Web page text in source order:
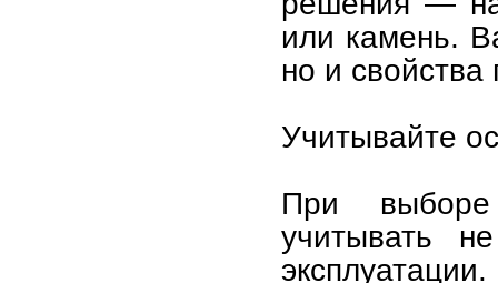
или камень.
но и свойства
Учитывайте
При выборе
учитывать